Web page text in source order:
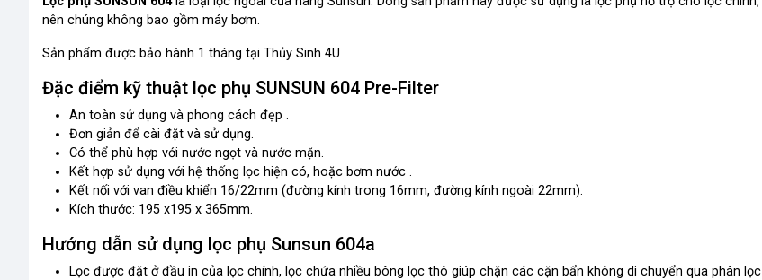
nên chúng không bao gồm máy bơm.
Sản phẩm được bảo hành 1 tháng tại Thủy Sinh 4U
Đặc điểm kỹ thuật lọc phụ SUNSUN 604 Pre-Filter
An toàn sử dụng và phong cách đẹp .
Đơn giản để cài đặt và sử dụng.
Có thể phù hợp với nước ngọt và nước mặn.
Kết hợp sử dụng với hệ thống lọc hiện có, hoặc bơm nước .
Kết nối với van điều khiển 16/22mm (đường kính trong 16mm, đường kính ngoài 22mm).
Kích thước: 195 x195 x 365mm.
Hướng dẫn sử dụng lọc phụ Sunsun 604a
Lọc được đặt ở đầu in của lọc chính, lọc chứa nhiều bông lọc thô giúp chặn các cặn bẩn không di chuyển qua phân lọc